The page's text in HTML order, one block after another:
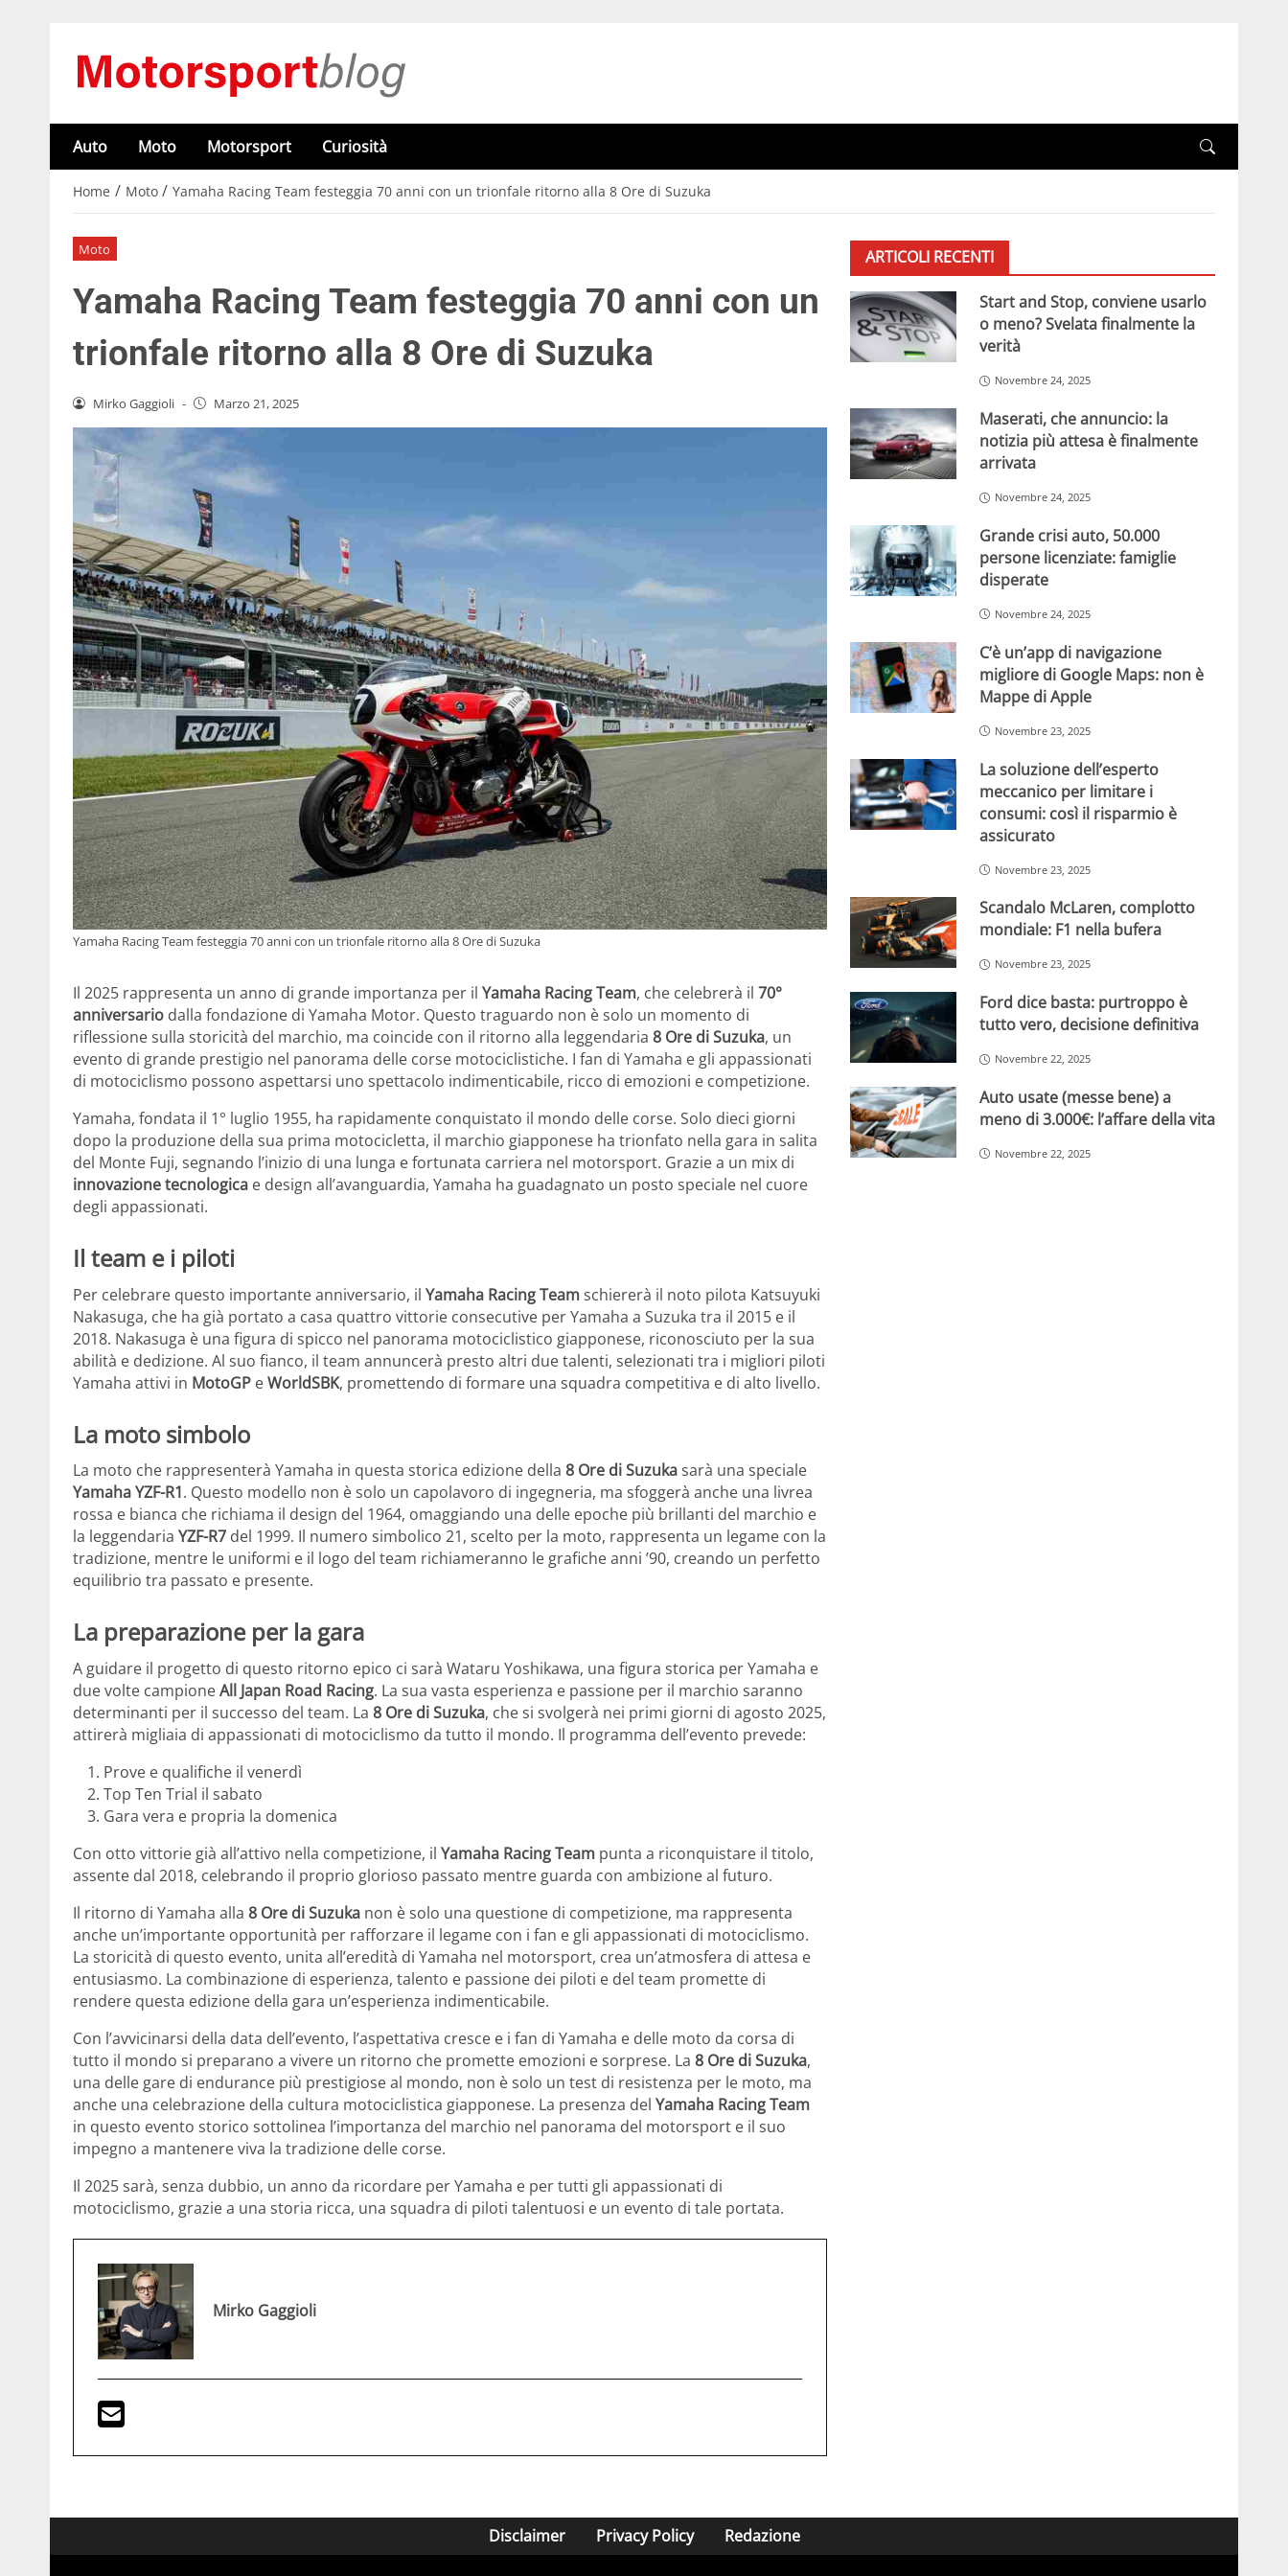
Auto Moto Motorsport Curiosità
Home / Moto / Yamaha Racing Team festeggia 70 anni con un trionfale ritorno alla 8 Ore di Suzuka
Moto
Yamaha Racing Team festeggia 70 anni con un
trionfale ritorno alla 8 Ore di Suzuka
Mirko Gaggioli - Marzo 21, 2025
Yamaha Racing Team festeggia 70 anni con un trionfale ritorno alla 8 Ore di Suzuka
Il 2025 rappresenta un anno di grande importanza per il Yamaha Racing Team, che celebrerà il 70°
anniversario dalla fondazione di Yamaha Motor. Questo traguardo non è solo un momento di
riflessione sulla storicità del marchio, ma coincide con il ritorno alla leggendaria 8 Ore di Suzuka, un
evento di grande prestigio nel panorama delle corse motociclistiche. I fan di Yamaha e gli appassionati
di motociclismo possono aspettarsi uno spettacolo indimenticabile, ricco di emozioni e competizione.
Yamaha, fondata il 1° luglio 1955, ha rapidamente conquistato il mondo delle corse. Solo dieci giorni
dopo la produzione della sua prima motocicletta, il marchio giapponese ha trionfato nella gara in salita
del Monte Fuji, segnando l’inizio di una lunga e fortunata carriera nel motorsport. Grazie a un mix di
innovazione tecnologica e design all’avanguardia, Yamaha ha guadagnato un posto speciale nel cuore
degli appassionati.
Il team e i piloti
Per celebrare questo importante anniversario, il Yamaha Racing Teamschiererà il noto pilota Katsuyuki
Nakasuga, che ha già portato a casa quattro vittorie consecutive per Yamaha a Suzuka tra il 2015 e il
2018. Nakasuga è una figura di spicco nel panorama motociclistico giapponese, riconosciuto per la sua
abilità e dedizione. Al suo fianco, il team annuncerà presto altri due talenti, selezionati tra i migliori piloti
Yamaha attivi in MotoGP eWorldSBK, promettendo di formare una squadra competitiva e di alto livello.
La moto simbolo
La moto che rappresenterà Yamaha in questa storica edizione della 8 Ore di Suzukasarà una speciale
Yamaha YZF-R1. Questo modello non è solo un capolavoro di ingegneria, ma sfoggerà anche una livrea
rossa e bianca che richiama il design del 1964, omaggiando una delle epoche più brillanti del marchio e
la leggendaria YZF-R7 del 1999. Il numero simbolico 21, scelto per la moto, rappresenta un legame con la
tradizione, mentre le uniformi e il logo del team richiameranno le grafiche anni ’90, creando un perfetto
equilibrio tra passato e presente.
La preparazione per la gara
A guidare il progetto di questo ritorno epico ci sarà Wataru Yoshikawa, una figura storica per Yamaha e
due volte campioneAll Japan Road Racing. La sua vasta esperienza e passione per il marchio saranno
determinanti per il successo del team. La 8 Ore di Suzuka, che si svolgerà nei primi giorni di agosto 2025,
attirerà migliaia di appassionati di motociclismo da tutto il mondo. Il programma dell’evento prevede:
Prove e qualifiche il venerdì
Top Ten Trial il sabato
Gara vera e propria la domenica
Con otto vittorie già all’attivo nella competizione, il Yamaha Racing Team punta a riconquistare il titolo,
assente dal 2018, celebrando il proprio glorioso passato mentre guarda con ambizione al futuro.
Il ritorno di Yamaha alla 8 Ore di Suzuka non è solo una questione di competizione, ma rappresenta
anche un’importante opportunità per rafforzare il legame con i fan e gli appassionati di motociclismo.
La storicità di questo evento, unita all’eredità di Yamaha nel motorsport, crea un’atmosfera di attesa e
entusiasmo. La combinazione di esperienza, talento e passione dei piloti e del team promette di
rendere questa edizione della gara un’esperienza indimenticabile.
Con l’avvicinarsi della data dell’evento, l’aspettativa cresce e i fan di Yamaha e delle moto da corsa di
tutto il mondo si preparano a vivere un ritorno che promette emozioni e sorprese. La 8 Ore di Suzuka,
una delle gare di endurance più prestigiose al mondo, non è solo un test di resistenza per le moto, ma
anche una celebrazione della cultura motociclistica giapponese. La presenza del Yamaha Racing Team
in questo evento storico sottolinea l’importanza del marchio nel panorama del motorsport e il suo
impegno a mantenere viva la tradizione delle corse.
Il 2025 sarà, senza dubbio, un anno da ricordare per Yamaha e per tutti gli appassionati di
motociclismo, grazie a una storia ricca, una squadra di piloti talentuosi e un evento di tale portata.
Mirko Gaggioli
ARTICOLI RECENTI
Start and Stop, conviene usarlo
o meno? Svelata finalmente la
verità
Novembre 24, 2025
Maserati, che annuncio: la
notizia più attesa è finalmente
arrivata
Novembre 24, 2025
Grande crisi auto, 50.000
persone licenziate: famiglie
disperate
Novembre 24, 2025
C’è un’app di navigazione
migliore di Google Maps: non è
Mappe di Apple
Novembre 23, 2025
La soluzione dell’esperto
meccanico per limitare i
consumi: così il risparmio è
assicurato
Novembre 23, 2025
Scandalo McLaren, complotto
mondiale: F1 nella bufera
Novembre 23, 2025
Ford dice basta: purtroppo è
tutto vero, decisione definitiva
Novembre 22, 2025
Auto usate (messe bene) a
meno di 3.000€: l’affare della vita
Novembre 22, 2025
Disclaimer Privacy Policy Redazione